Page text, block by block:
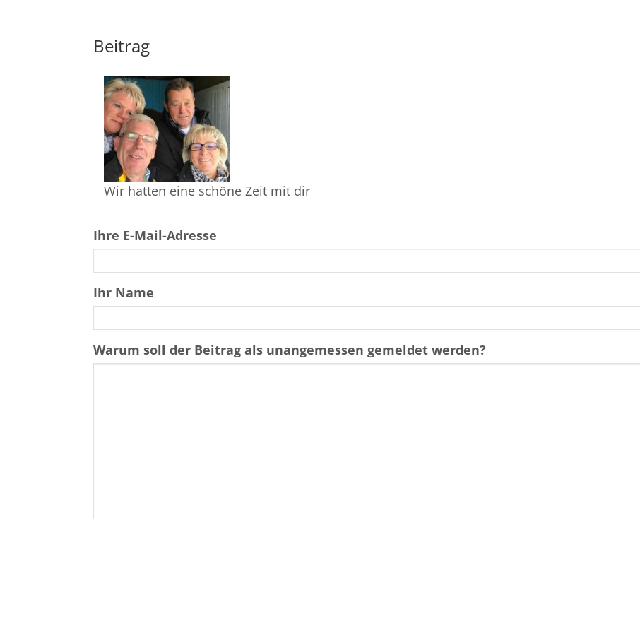
Beitrag
Wir hatten eine schöne Zeit mit dir
Ihre E-Mail-Adresse
Ihr Name
Warum soll der Beitrag als unangemessen gemeldet werden?